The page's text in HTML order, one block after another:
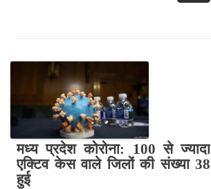
मध्य प्रदेश कोरोना: 100 से ज्यादा
एक्टिव केस वाले जिलों की संख्या 38
हुई